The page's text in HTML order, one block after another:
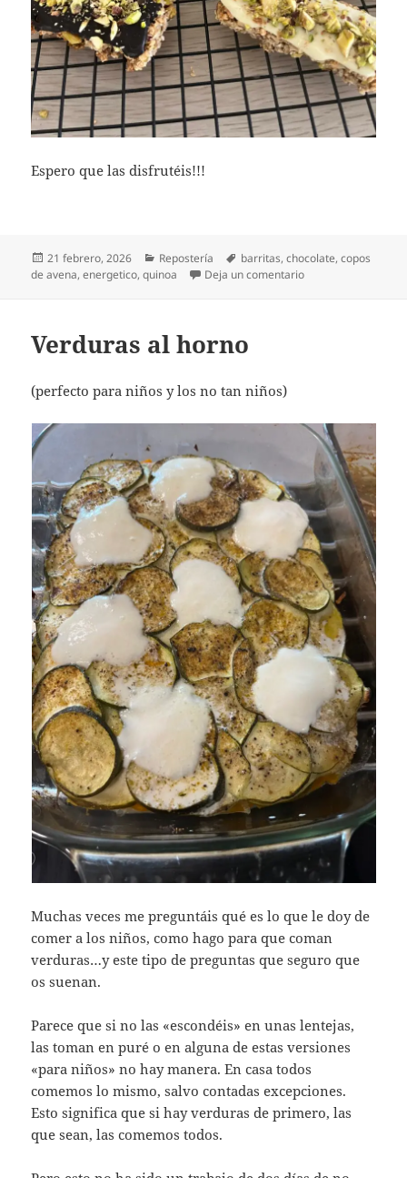
Espero que las disfrutéis!!!
Publicado
el
21 febrero, 2026 Categorías
Repostería Etiquetas
barritas,chocolate,copos
de avena,energetico,quinoa Deja un comentarioen Barritas de
Verduras al horno
(perfecto para niños y los no tan niños)
Muchas veces me preguntáis qué es lo que le doy de
comer a los niños, como hago para que coman
verduras…y este tipo de preguntas que seguro que
os suenan.
Parece que si no las «escondéis» en unas lentejas,
las toman en puré o en alguna de estas versiones
«para niños» no hay manera. En casa todos
comemos lo mismo, salvo contadas excepciones.
Esto significa que si hay verduras de primero, las
que sean, las comemos todos.